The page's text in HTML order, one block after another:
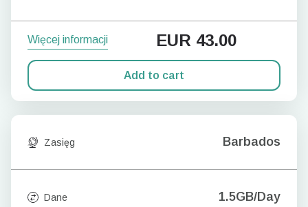
Więcej informacji EUR 43.00
Add to cart
Zasięg Barbados
Dane 1.5GB/Day